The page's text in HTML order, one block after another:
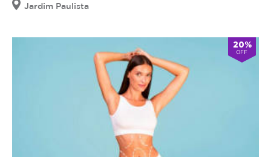
Jardim Paulista
20%
OFF